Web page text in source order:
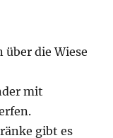
die Wiese
mit
gibt es